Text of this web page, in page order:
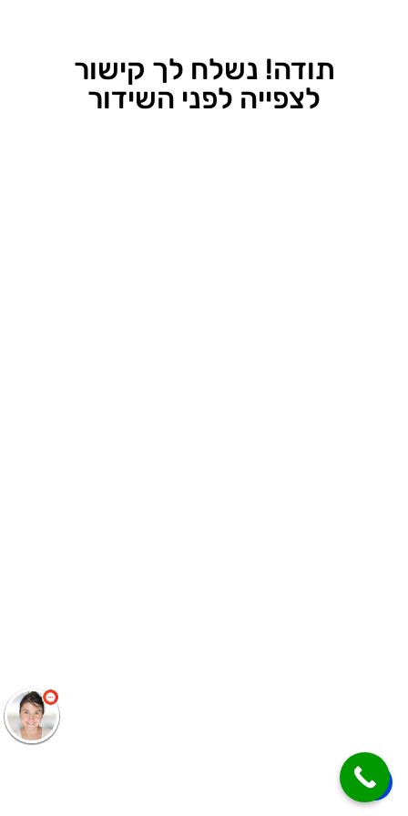
תודה! נשלח לך קישור
לצפייה לפני השידור